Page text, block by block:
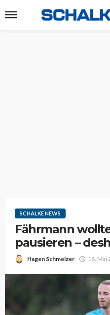
SCHALKE NEWS
Fährmann
pausieren –
Hagen Schmelzer 16. Mai